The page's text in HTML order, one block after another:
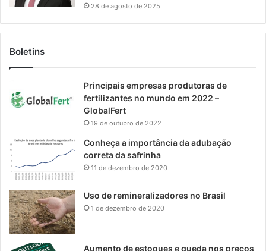
28 de agosto de 2025
Boletins
Principais empresas produtoras de
fertilizantes no mundo em 2022 –
GlobalFert
19 de outubro de 2022
Conheça a importância da adubação
correta da safrinha
11 de dezembro de 2020
Uso de remineralizadores no Brasil
1 de dezembro de 2020
Aumento de estoques e queda nos preços